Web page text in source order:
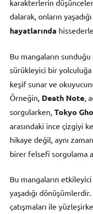
karakterlerin
dalarak, onların
hayatlarında
Bu mangaların sunduğu
sürükleyici bir yolculuğa
keşif sunar ve
Örneğin, Death Note,
sorgularken, Tokyo
arasındaki ince çizgiyi
hikaye değil, aynı
birer felsefi sorgulama
Bu mangaların
yaşadığı
çatışmaları ile